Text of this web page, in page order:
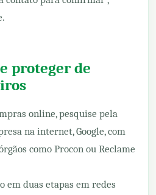
proteger de
online, pesquise pela
na internet, Google, com
como Procon ou Reclame
em duas etapas em redes